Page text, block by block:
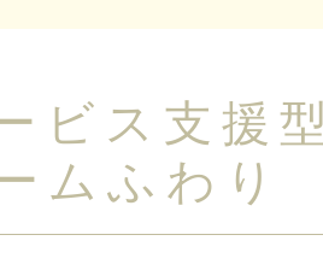
ビス支援
ムふわり